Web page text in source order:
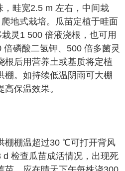
畦宽2.5 m 左右，中间栽
地式栽培。瓜苗定植于畦面
灵1 500 倍液浇根，也可用
磷酸二氢钾、500 倍多菌灵
根后用营养土或基质将定植
棚。如持续低温阴雨可大棚
保温效果。
棚棚温超过30 ℃可打开背风
检查瓜苗成活情况，出现死